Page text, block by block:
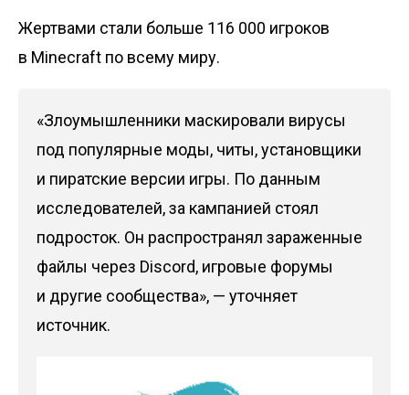
Жертвами стали больше 116 000 игроков
в Minecraft по всему миру.
«Злоумышленники маскировали вирусы
под популярные моды, читы, установщики
и пиратские версии игры. По данным
исследователей, за кампанией стоял
подросток. Он распространял зараженные
файлы через Discord, игровые форумы
и другие сообщества», — уточняет
источник.